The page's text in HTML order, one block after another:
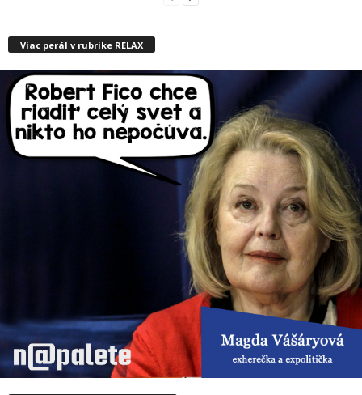
Viac perál v rubrike RELAX